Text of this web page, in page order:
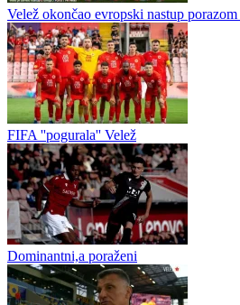
Akademije doveo perspektivnog
Kostu Lazovića iz Prijedora. ...
Srđan Ivanković nastavlja karijeru u
Velež okončao evropski nastup porazom